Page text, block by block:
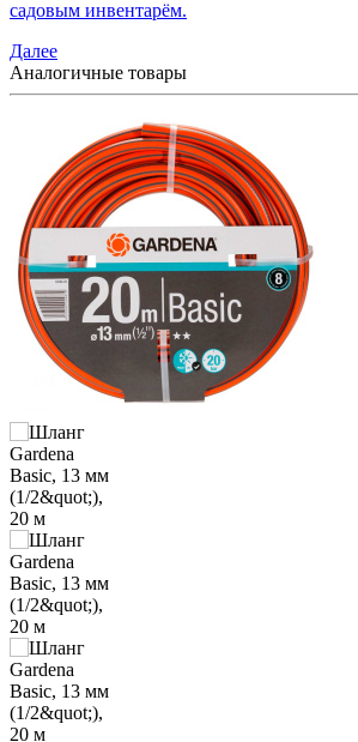
садовым инвентарём.
Далее
Аналогичные товары